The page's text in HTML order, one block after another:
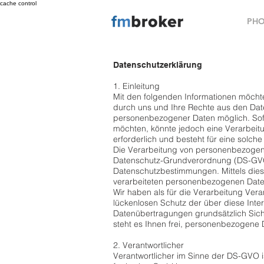
cache control
Datenschutzerklärung
1. Einleitung
Mit den folgenden Informationen
durch uns und Ihre Rechte aus den
personenbezogener Daten möglich.
möchten, könnte jedoch eine
erforderlich und besteht für eine
Die Verarbeitung von
Datenschutz-Grundverordnung (DS-
Datenschutzbestimmungen. Mittels
verarbeiteten personenbezogenen
Wir haben als für die Verarbeitung
lückenlosen Schutz der über diese
Datenübertragungen grundsätzlich
steht es Ihnen frei, personenbezogene
2. Verantwortlicher
Verantwortlicher im Sinne der DS-GVO